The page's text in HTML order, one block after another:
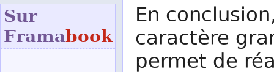
En
caractère
permet de
Sur
Framabook